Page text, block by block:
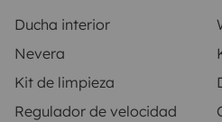
Ducha interior
Nevera
Kit de limpieza
Regulador de velocidad